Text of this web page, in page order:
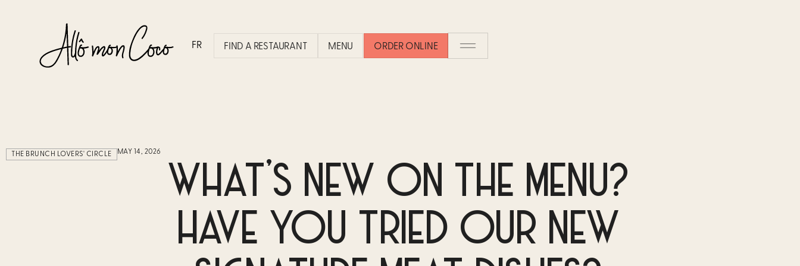
FR FIND A RESTAURANT MENU ORDER ONLINE
THE BRUNCH LOVERS' CIRCLE MAY 14, 2026
WHAT’S NEW ON THE MENU?
HAVE YOU TRIED OUR NEW